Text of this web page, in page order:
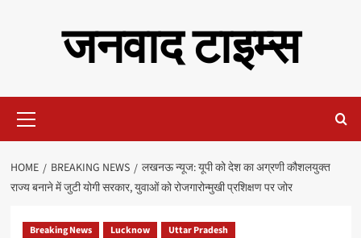
जनवाद टाइम्स
Menu
HOME BREAKING NEWS
लखनऊ न्यूज: यूपी को देश का अग्रणी कौशलयुक्त
राज्य बनाने में जुटी योगी सरकार, युवाओं को रोजगारोन्मुखी प्रशिक्षण पर जोर
Breaking News Lucknow Uttar Pradesh